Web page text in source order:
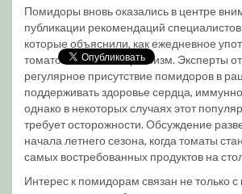
Помидоры вновь оказались в центре
публикации рекомендаций
которые объяснили, как ежедневное
томатов влияет на организм. Эксперты
регулярное присутствие помидоров в
поддерживать здоровье сердца,
однако в некоторых случаях этот
требует осторожности. Обсуждение
начала летнего сезона, когда томаты
самых востребованных продуктов на
Интерес к помидорам связан не только с